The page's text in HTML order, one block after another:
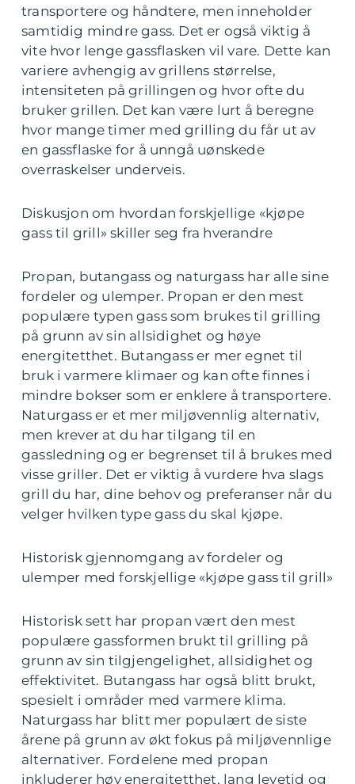
transportere og håndtere, men inneholder
samtidig mindre gass. Det er også viktig å
vite hvor lenge gassflasken vil vare. Dette kan
variere avhengig av grillens størrelse,
intensiteten på grillingen og hvor ofte du
bruker grillen. Det kan være lurt å beregne
hvor mange timer med grilling du får ut av
en gassflaske for å unngå uønskede
overraskelser underveis.
Diskusjon om hvordan forskjellige «kjøpe
gass til grill» skiller seg fra hverandre
Propan, butangass og naturgass har alle sine
fordeler og ulemper. Propan er den mest
populære typen gass som brukes til grilling
på grunn av sin allsidighet og høye
energitetthet. Butangass er mer egnet til
bruk i varmere klimaer og kan ofte finnes i
mindre bokser som er enklere å transportere.
Naturgass er et mer miljøvennlig alternativ,
men krever at du har tilgang til en
gassledning og er begrenset til å brukes med
visse griller. Det er viktig å vurdere hva slags
grill du har, dine behov og preferanser når du
velger hvilken type gass du skal kjøpe.
Historisk gjennomgang av fordeler og
ulemper med forskjellige «kjøpe gass til grill»
Historisk sett har propan vært den mest
populære gassformen brukt til grilling på
grunn av sin tilgjengelighet, allsidighet og
effektivitet. Butangass har også blitt brukt,
spesielt i områder med varmere klima.
Naturgass har blitt mer populært de siste
årene på grunn av økt fokus på miljøvennlige
alternativer. Fordelene med propan
inkluderer høy energitetthet, lang levetid og